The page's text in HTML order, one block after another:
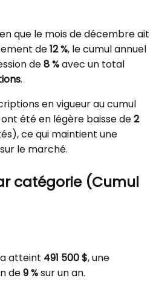
que le mois de décembre ait
de12 %, le cumul annuel
de8 %avec un total
.
en vigueur au cumul
été en légère baisse de2
ce qui maintient une
le marché.
catégorie (Cumul
a atteint 491 500 $, une
de9 %sur un an.